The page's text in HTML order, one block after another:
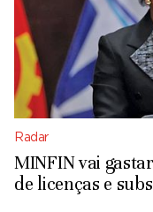
Radar
MINFIN vai
de licenças e